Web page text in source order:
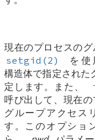
現在のプロセスのグ
setgid(2)
を使
構造体で指定され
定します。また、
呼び出して、現在
グループアクセス
す。このオプショ